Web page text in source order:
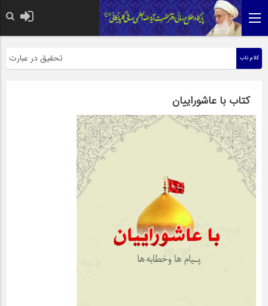
کلام ناب تحقیق در عبارت
کتاب با عاشوراییان